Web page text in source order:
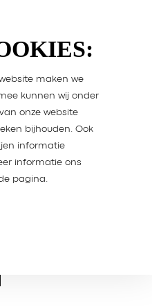
maken we
kunnen wij onder
onze website
bijhouden. Ook
informatie
informatie ons
pagina.